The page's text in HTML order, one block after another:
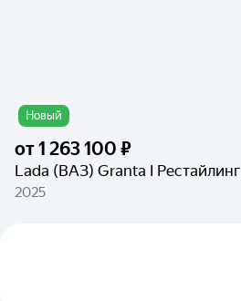
Новый
от1 263 100 ₽
Lada (ВАЗ) Granta I Рестайлинг
2025